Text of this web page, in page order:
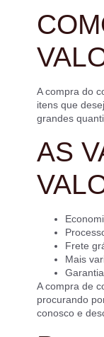
A compra do
itens que
grandes
AS
Frete
Mais
A compra de
procurando
conosco e